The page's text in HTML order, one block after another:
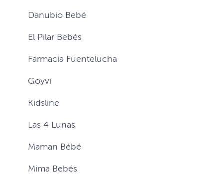
Danubio Bebé
El Pilar Bebés
Farmacia Fuentelucha
Goyvi
Kidsline
Las 4 Lunas
Maman Bébé
Mima Bebés